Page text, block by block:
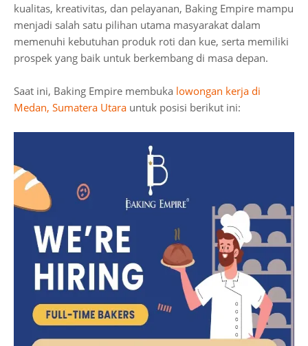
kualitas, kreativitas, dan pelayanan, Baking Empire mampu
menjadi salah satu pilihan utama masyarakat dalam
memenuhi kebutuhan produk roti dan kue, serta memiliki
prospek yang baik untuk berkembang di masa depan.
Saat ini, Baking Empire membuka lowongan kerja di
Medan, Sumatera Utara untuk posisi berikut ini: